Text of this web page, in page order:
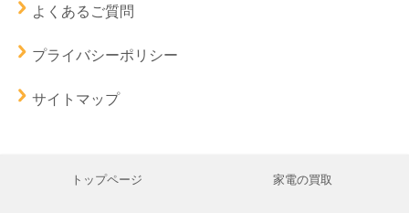
よくあるご質問
プライバシーポリシー
サイトマップ
トップページ 家電の買取